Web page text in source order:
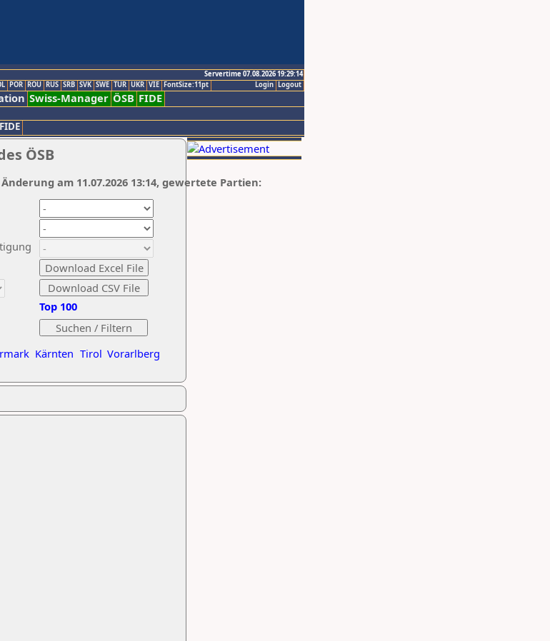
Servertime 07.08.2026 19:29:14
Logout
Login
POR ROU RUS SRB SVK SWE TUR UKR VIE FontSize:11pt
Swiss-Manager ÖSB FIDE
ÖSB
Kärnten Tirol Vorarlberg
Top 100
am 11.07.2026 13:14, gewertete Partien: